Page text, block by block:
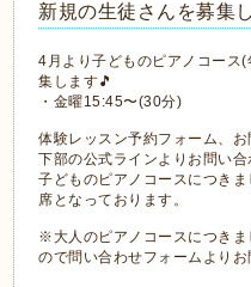
新規の生徒さんを募集
4月より子どものピアノコース
集します🎵
・金曜15:45〜(30分)
体験レッスン予約フォーム、
下部の公式ラインよりお問い
子どものピアノコースにつき
席となっております。
※大人のピアノコースにつき
ので問い合わせフォームよりお